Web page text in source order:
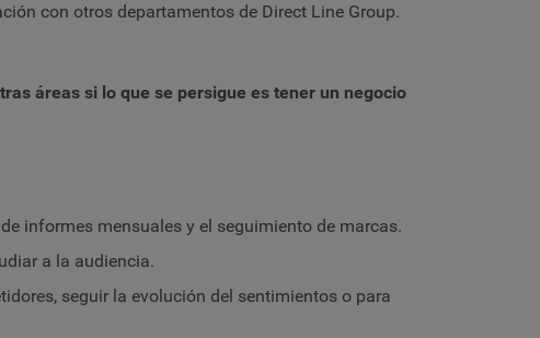
con otros departamentos de Direct Line Group.
áreas si lo que se persigue es tener un negocio
informes mensuales y el seguimiento de marcas.
a la audiencia.
seguir la evolución del sentimientos o para